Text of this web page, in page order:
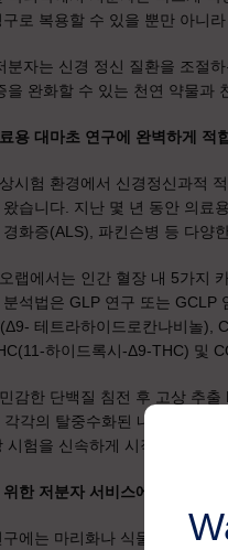
로 복용할 수 있을 뿐만 아니
분자는 신경 정신 질환을 조절
을 완화할 수 있는 천연 약물과
용 대마초 연구에 완벽하게 적
시험 환경에서 신경정신과적
습니다. 지난 몇 년 동안 의료
화증(ALS), 파킨슨병 등 다양
랩에서는 인간 혈장 내 5가지
석법은 GLP 연구 또는 GCLP
테트라하이드로칸나비놀),
하이드록시-Δ9-THC) 및
감한 단백질 침전 후 고상 추
각의 탈중수화된 내부 표준
시험을 신속하게 시작할 수 있도
한 저분자 서비스에서 애질렉
에는 마리화나 식물의 종류가